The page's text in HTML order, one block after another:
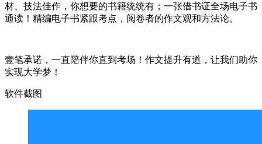
材、技法佳作，你想要的书籍统统有；一张借书证全场电子书
通读！精编电子书紧跟考点，阅卷者的作文观和方法论。
壹笔承诺，一直陪伴你直到考场！作文提升有道，让我们助你
实现大学梦！
软件截图